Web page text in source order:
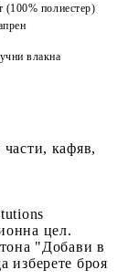
(100% полиестер)
влакна
кафяв,
цел.
"Добави в
изберете броя